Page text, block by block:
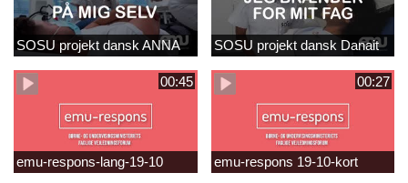
SOSU projekt dansk ANNA SOSU projekt dansk Danait
00:45
emu-respons-lang-19-10
00:27
emu-respons 19-10-kort